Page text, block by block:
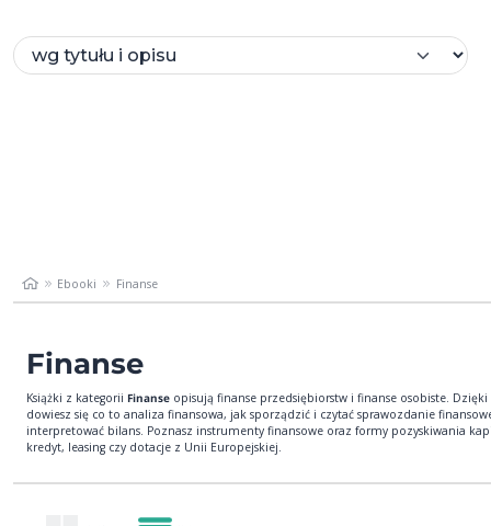
Ebooki Finanse
Finanse
Książki z kategorii Finanse opisują finanse przedsiębiorstw i finanse osobiste.
dowiesz się co to analiza finansowa, jak sporządzić i czytać sprawozdanie
interpretować bilans. Poznasz instrumenty finansowe oraz formy pozyskiwania
kredyt, leasing czy dotacje z Unii Europejskiej.